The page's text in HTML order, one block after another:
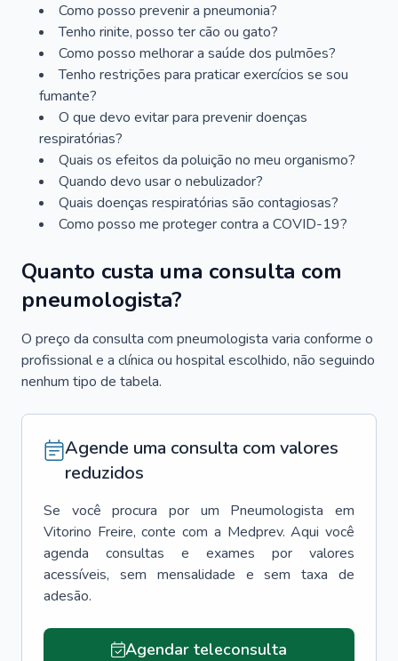
Como posso prevenir a pneumonia?
Tenho rinite, posso ter cão ou gato?
Como posso melhorar a saúde dos pulmões?
Tenho restrições para praticar exercícios se sou
fumante?
O que devo evitar para prevenir doenças
respiratórias?
Quais os efeitos da poluição no meu organismo?
Quando devo usar o nebulizador?
Quais doenças respiratórias são contagiosas?
Como posso me proteger contra a COVID-19?
Quanto custa uma consulta com
pneumologista?
O preço da consulta com pneumologista varia conforme o
profissional e a clínica ou hospital escolhido, não seguindo
nenhum tipo de tabela.
Agende uma consulta com valores
reduzidos
Se você procura por um Pneumologista
em
Vitorino Freire, conte com a Medprev. Aqui você
agenda consultas e exames por valores
acessíveis, sem mensalidade e sem taxa de
adesão.
Agendar teleconsulta